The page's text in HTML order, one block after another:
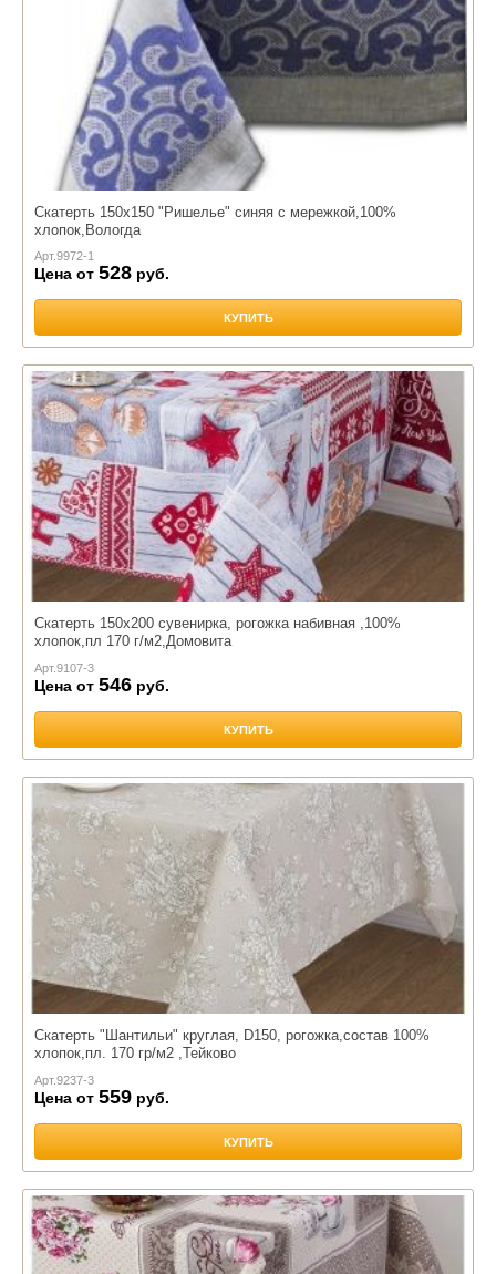
Скатерть 150х150 "Ришелье" синяя с мережкой,100%
хлопок,Вологда
Арт.9972-1
Цена от 528 руб.
КУПИТЬ
Скатерть 150х200 сувенирка, рогожка набивная ,100%
хлопок,пл 170 г/м2,Домовита
Арт.9107-3
Цена от 546 руб.
КУПИТЬ
Скатерть "Шантильи" круглая, D150, рогожка,состав 100%
хлопок,пл. 170 гр/м2 ,Тейково
Арт.9237-3
Цена от 559 руб.
КУПИТЬ